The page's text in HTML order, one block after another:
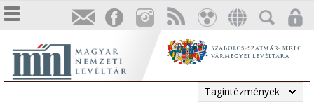
Tagintézmények